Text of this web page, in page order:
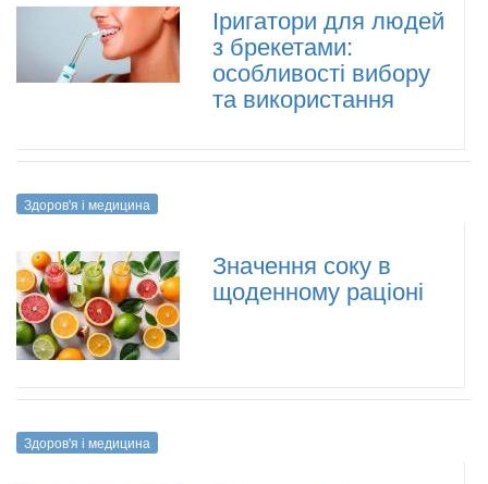
Іригатори для людей
з брекетами:
особливості вибору
та використання
Здоров'я і медицина
Значення соку в
щоденному раціоні
Здоров'я і медицина